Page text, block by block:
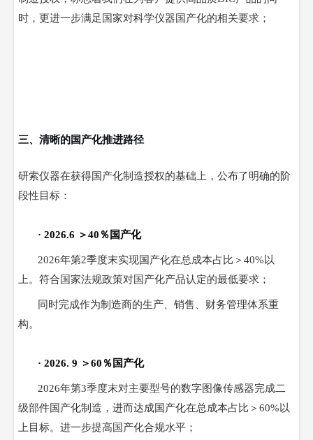
时，更进一步满足国家对科学仪器国产化的相关要求；
三、清晰的国产化推进路径
研索仪器在获得国产化制造授权的基础上，公布了明确的阶
段性目标：
· 2026.6 ＞40％国产化
2026年第2季度末实现国产化在总成本占比＞40%以
上。符合国家法规政策对国产化产品认定的最低要求；
同时完成作为制造商的生产、销售、财务管理体系重
构。
·2026. 9 ＞60％国产化
2026年第3季度末对主要型号的数字图像传感器完成二
级部件国产化制造，进而达成国产化在总成本占比＞60%以
上目标。进一步提高国产化合规水平；